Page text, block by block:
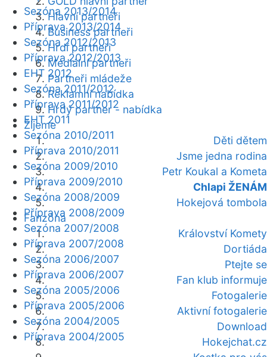
Hlavní partneři
Business partneři
Hrdí partneři
Mediální partneři
Partneři mládeže
Reklamní nabídka
Hrdý partner - nabídka
Žijeme
Děti dětem
Jsme jedna rodina
Petr Koukal a Kometa
Chlapi ŽENÁM
Hokejová tombola
Fanzóna
Království Komety
Dortiáda
Ptejte se
Fan klub informuje
Fotogalerie
Aktivní fotogalerie
Download
Hokejchat.cz
Sezóna 2013/2014
Příprava 2013/2014
Sezóna 2012/2013
Příprava 2012/2013
EHT 2012
Sezóna 2011/2012
Příprava 2011/2012
EHT 2011
Sezóna 2010/2011
Příprava 2010/2011
Sezóna 2009/2010
Příprava 2009/2010
Sezóna 2008/2009
Příprava 2008/2009
Sezóna 2007/2008
Příprava 2007/2008
Sezóna 2006/2007
Příprava 2006/2007
Sezóna 2005/2006
Příprava 2005/2006
Sezóna 2004/2005
Příprava 2004/2005